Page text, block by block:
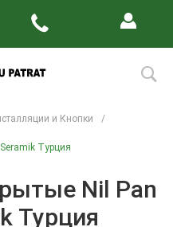
и Кнопки
/
Турция
Nil Pan
Турция